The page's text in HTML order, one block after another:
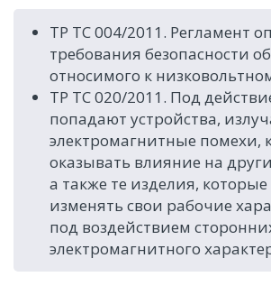
ТР ТС 004/2011. Регламент
требования безопасности
относимого к
ТР ТС 020/2011. Под
попадают устройства,
электромагнитные помехи,
оказывать влияние на
а также те изделия,
изменять свои рабочие
под воздействием
электромагнитного